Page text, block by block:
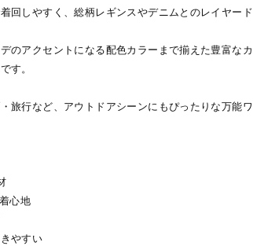
回しやすく、総柄レギンスやデニムとのレイヤード
のアクセントになる配色カラーまで揃えた豊富なカ
す。
旅行など、アウトドアシーンにもぴったりな万能ワ
心地
やすい